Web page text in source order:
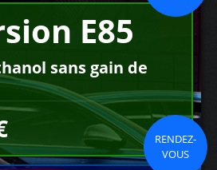
E85
sans gain de
RENDEZ-
VOUS